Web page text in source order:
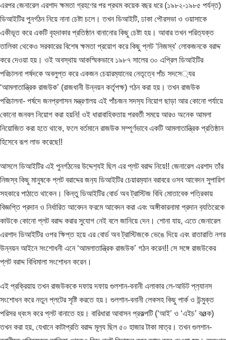
এরপর জেনারেল এরশাদ ক্ষমতা গ্রহণের পর প্রথম কয়েক বছর ধরে (১৯৮২-১৯৮৫ পর্যন্ত)
ডিআইটির পুনর্গঠন নিয়ে নানা চেষ্টা চলে। তখন ডিআইটি, ঢাকা পৌরসভা ও ওয়াসাকে
একীভূত করে একটি বৃহদাকার প্রতিষ্ঠান বানানোর কিছু চেষ্টা হয়। আবার তখন পরিত‍্যক্ত
তালিকা থেকেও সরকারের বিশেষ ক্ষমতা প্রয়োগ করে কিছু প্লট ‘নিজস্ব’ লোকজনকে বরাদ্দ
করে দেওয়া হয়। ওই অবস্থায় আকস্মিকভাবে ১৯৮৭ সালের ৩০ এপ্রিল ডিআইটির
পরিচালনা পর্ষদকে অবলুপ্ত করে একজন চেয়ারম‍্যানের নেতৃত্বে পাঁচ সদসে‍্যর
‘আমলাতান্ত্রিক রাজউক’ (রাজধানী উন্নয়ন কর্তৃপক্ষ) গঠন করা হয়। তখন রাজউক
পরিচালনা- পর্ষদে জনপ্রশাসন মন্ত্রণালয় এই পাঁচজন সদস‍্য নিয়োগ ছাড়া আর কোনো পর্যায়ে
কোনো জনবল নিয়োগ করা হয়নি! ওই ধারাবাহিকতায় পরবর্তী সময়ে আরও অনেক আমলা
নিয়োজিত করা হতে থাকে, ফলে বর্তমানে রাজউক সম্পূর্ণভাবে একটি আমলাতান্ত্রিক প্রতিষ্ঠান
হিসেবে রূপ লাভ করেছে!!
আসলে ডিআইটির এই পুনর্গঠনের উদ্দেশ‍্যই ছিল এর প্লট বরাদ্দ নিয়ে!! জেনারেল এরশাদ তাঁর
নিজস্ব কিছু মানুষকে প্লট বরাদ্দের জন‍্য ডিআইটির চেয়ারম‍্যান বরাবরে ওসব আবেদন সুপারিশ
সহকারে পাঠাতে থাকেন। কিন্তু ডিআইটির বোর্ড অব ট্রাস্টিজ বিধি মোতাবেক পত্রিকায়
বিজ্ঞপ্তি প্রদান ও নির্ধারিত আবেদন ফরমে আবেদন করা এবং অঙ্গীকারনামা প্রদান ব‍্যতিরেকে
কাউকে কোনো প্লট বরাদ্দ করার সুযোগ নেই বলে জানিয়ে দেন। শোনা যায়, এতে জেনারেল
এরশাদ ডিআইটির ওপর ক্ষিপ্ত হয়ে এর বোর্ড অব ট্রাস্টিজকে ভেঙে দিয়ে এবং রাতারাতি নগর
উন্নয়ন আইনে সংশোধনী এনে ‘আমলাতান্ত্রিক রাজউক’ গঠন করেন!! সে সঙ্গে রাজউকের
প্লট বরাদ্দ বিধিমালা সংশোধন করেন।
এই প্রক্রিয়ায় তখন রাজউককে দফায় দফায় গুলশান-বনানী এলাকার লে-আউট প্ল‍্যানস
সংশোধন করে নতুন প্লটের সৃষ্টি করতে হয়। গুলশান-বনানী লেকসহ কিছু পার্ক ও উন্মুক্ত
পরিসর ধ্বংস করে প্লট বানাতে হয়। বারিধারা আবাসন প্রকল্পটি (‘আই’ ও ‘এইচ’ বøক)
তখন করা হয়, যেখানে কাটাপ্রতি বরাদ্দ মূল‍্য ছিল ৫০ হাজার টাকা মাত্র। তখন গুলশান-